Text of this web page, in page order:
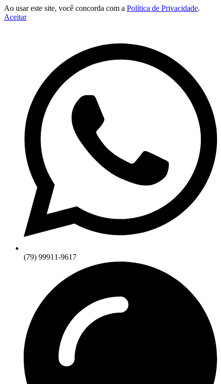
Ao usar este site, você concorda com a Política de Privacidade.
Aceitar
(79) 99911-9617